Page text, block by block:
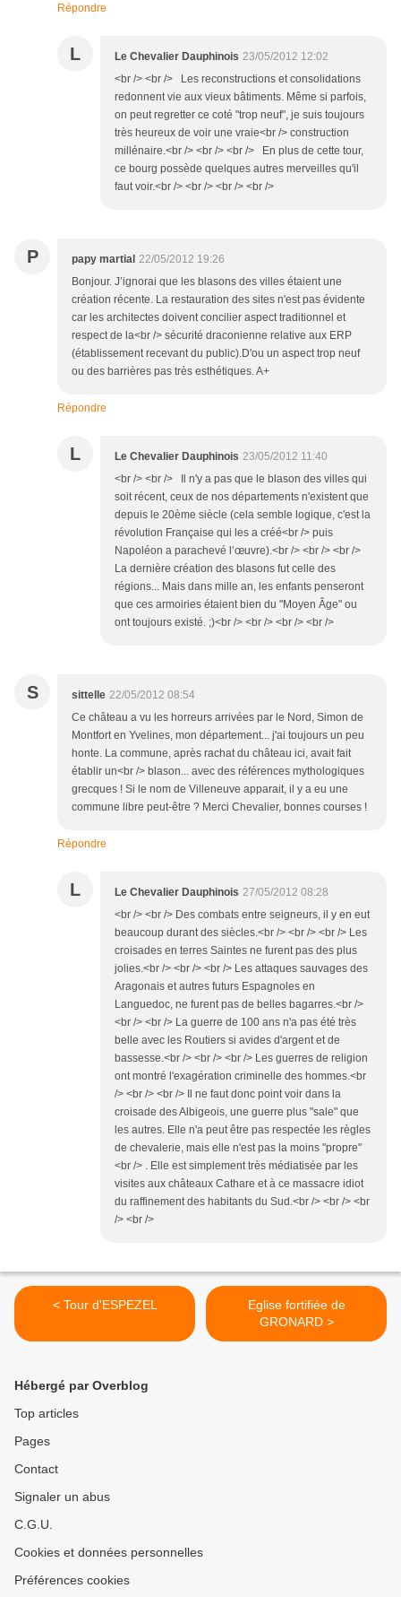
Répondre
L Le Chevalier Dauphinois 23/05/2012 12:02
<br /> <br /> Les reconstructions et consolidations
redonnent vie aux vieux bâtiments. Même si parfois,
on peut regretter ce coté "trop neuf", je suis toujours
très heureux de voir une vraie<br /> construction
millénaire.<br /> <br /> <br /> En plus de cette tour,
ce bourg possède quelques autres merveilles qu'il
faut voir.<br /> <br /> <br /> <br />
P papy martial 22/05/2012 19:26
Bonjour. J’ignorai que les blasons des villes étaient une
création récente. La restauration des sites n'est pas évidente
car les architectes doivent concilier aspect traditionnel et
respect de la<br /> sécurité draconienne relative aux ERP
(établissement recevant du public).D'ou un aspect trop neuf
ou des barrières pas très esthétiques. A+
Répondre
L Le Chevalier Dauphinois 23/05/2012 11:40
<br /> <br /> Il n'y a pas que le blason des villes qui
soit récent, ceux de nos départements n'existent que
depuis le 20ème siècle (cela semble logique, c'est la
révolution Française qui les a créé<br /> puis
Napoléon a parachevé l’œuvre).<br /> <br /> <br />
La dernière création des blasons fut celle des
régions... Mais dans mille an, les enfants penseront
que ces armoiries étaient bien du "Moyen Âge" ou
ont toujours existé. ;)<br /> <br /> <br /> <br />
S sittelle 22/05/2012 08:54
Ce château a vu les horreurs arrivées par le Nord, Simon de
Montfort en Yvelines, mon département... j'ai toujours un peu
honte. La commune, après rachat du château ici, avait fait
établir un<br /> blason... avec des références mythologiques
grecques ! Si le nom de Villeneuve apparait, il y a eu une
commune libre peut-être ? Merci Chevalier, bonnes courses !
Répondre
L Le Chevalier Dauphinois 27/05/2012 08:28
<br /> <br /> Des combats entre seigneurs, il y en eut
beaucoup durant des siècles.<br /> <br /> <br /> Les
croisades en terres Saintes ne furent pas des plus
jolies.<br /> <br /> <br /> Les attaques sauvages des
Aragonais et autres futurs Espagnoles en
Languedoc, ne furent pas de belles bagarres.<br />
<br /> <br /> La guerre de 100 ans n'a pas été très
belle avec les Routiers si avides d'argent et de
bassesse.<br /> <br /> <br /> Les guerres de religion
ont montré l'exagération criminelle des hommes.<br
/> <br /> <br /> Il ne faut donc point voir dans la
croisade des Albigeois, une guerre plus "sale" que
les autres. Elle n'a peut être pas respectée les règles
de chevalerie, mais elle n'est pas la moins "propre"
<br /> . Elle est simplement très médiatisée par les
visites aux châteaux Cathare et à ce massacre idiot
du raffinement des habitants du Sud.<br /> <br /> <br
/> <br />
< Tour d'ESPEZEL
Eglise fortifiée de
GRONARD >
Hébergé par Overblog
Top articles
Pages
Contact
Signaler un abus
C.G.U.
Cookies et données personnelles
Préférences cookies